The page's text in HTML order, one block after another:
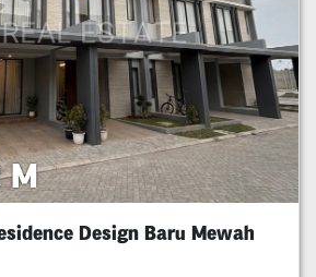
M
Design Baru Mewah